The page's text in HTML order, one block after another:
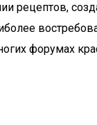
рецептов,
форумах